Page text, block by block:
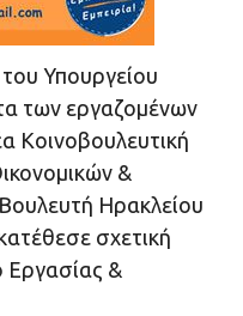
Υπουργείου
των εργαζομένων
Κοινοβουλευτική
&
Ηρακλείου
σχετική
&